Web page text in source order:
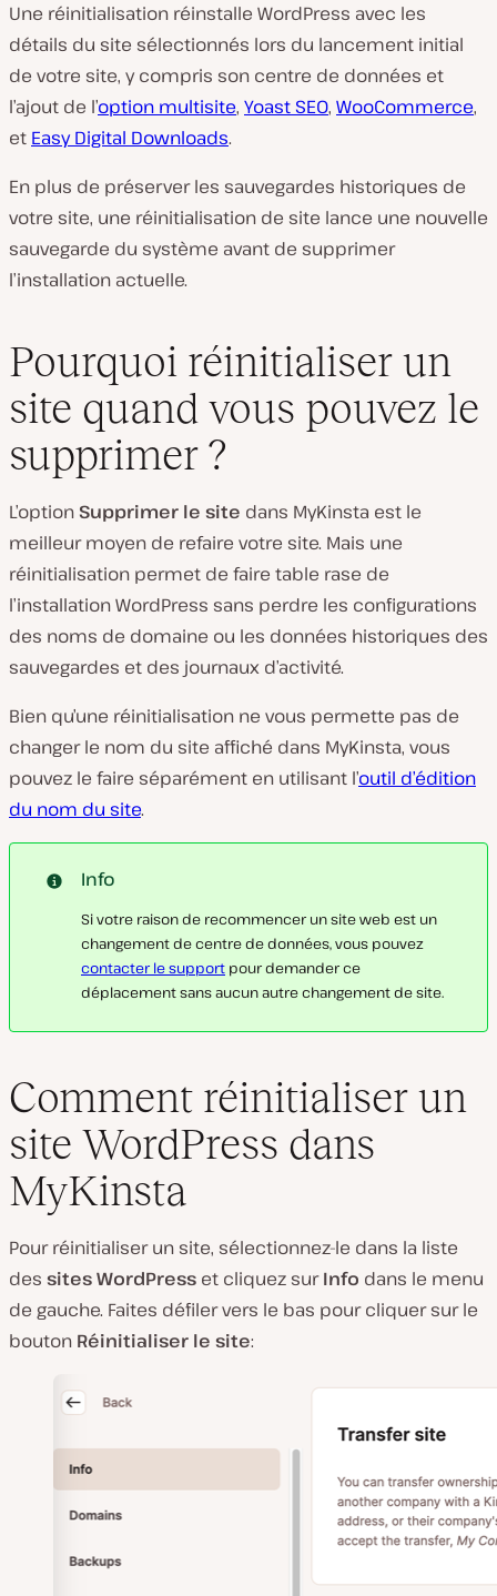
Une réinitialisation réinstalle WordPress avec les
détails du site sélectionnés lors du lancement initial
de votre site, y compris son centre de données et
l’ajout de l’option multisite, Yoast SEO, WooCommerce,
et Easy Digital Downloads.
En plus de préserver les sauvegardes historiques de
votre site, une réinitialisation de site lance une nouvelle
sauvegarde du système avant de supprimer
l’installation actuelle.
Pourquoi réinitialiser un
site quand vous pouvez le
supprimer ?
L’option Supprimer le site dans MyKinsta est le
meilleur moyen de refaire votre site. Mais une
réinitialisation permet de faire table rase de
l’installation WordPress sans perdre les configurations
des noms de domaine ou les données historiques des
sauvegardes et des journaux d’activité.
Bien qu’une réinitialisation ne vous permette pas de
changer le nom du site affiché dans MyKinsta, vous
pouvez le faire séparément en utilisant l’outil d’édition
du nom du site.
Info
Si votre raison de recommencer un site web est un
changement de centre de données, vous pouvez
contacter le support pour demander ce
déplacement sans aucun autre changement de site.
Comment réinitialiser un
site WordPress dans
MyKinsta
Pour réinitialiser un site, sélectionnez-le dans la liste
des sites WordPress et cliquez surInfo dans le menu
de gauche. Faites défiler vers le bas pour cliquer sur le
bouton Réinitialiser le site: